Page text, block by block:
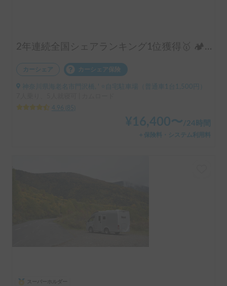
2年連続全国シェアランキング1位獲得🥇 🏕️フル装備のキャンピングカーで快適な家族旅行をお楽しみ下さい😆
カーシェア カーシェア保険
神奈川県海老名市門沢橋, ' ⭐️自宅駐車場（普通車1台1,500円）
4.96
85
¥ 16,400〜 /24時間
＋保険料・システム利用料